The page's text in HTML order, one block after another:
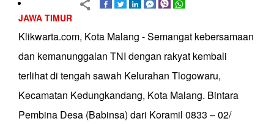
JAWA TIMUR
Klikwarta.com, Kota Malang - Semangat kebersamaan
dan kemanunggalan TNI dengan rakyat kembali
terlihat di tengah sawah Kelurahan Tlogowaru,
Kecamatan Kedungkandang, Kota Malang. Bintara
Pembina Desa (Babinsa) dari Koramil 0833 – 02/